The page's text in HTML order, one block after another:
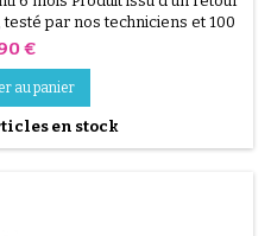
testé par nos techniciens et 100
Tommee Tippee Twist &amp;
disponibles séparément.
€
au panier
en stock